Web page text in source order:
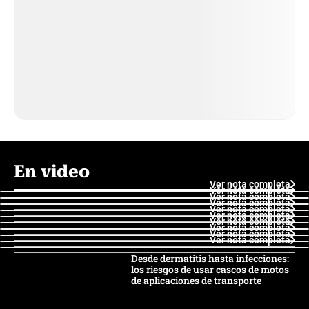
En video
Ver nota completa
Ver nota completa
Ver nota completa
Ver nota completa
Ver nota completa
Ver nota completa
Ver nota completa
Ver nota completa
Ver nota completa
Ver nota completa
Desde dermatitis hasta infecciones:
los riesgos de usar cascos de motos
de aplicaciones de transporte